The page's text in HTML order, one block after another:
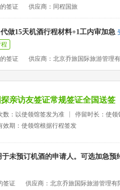
签证 供应商：同程国旅
做15天机酒行程材料+1工内审加急
签证 供应商：北京乔旅国际旅游管理
亲访友签证常规签证全国送签
数：以使领馆签发为准
停留时长：使领
效期：使领馆根据行程签发
未预订机酒的申请人。可选加急预
签证 供应商：北京乔旅国际旅游管理有